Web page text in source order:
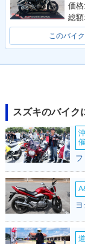
価格:
総額:
このバイ
スズキのバイク
催